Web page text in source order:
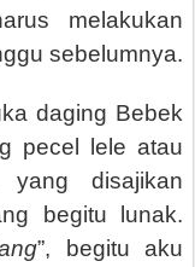
melakukan
sebelumnya.
daging Bebek
pecel lele atau
disajikan
begitu lunak.
”, begitu aku